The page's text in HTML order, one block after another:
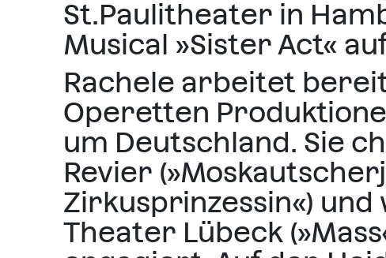
St.Paulitheater in
Musical »Sister Act«
Rachele arbeitet
Operetten
um Deutschland. Sie
Revier
Zirkusprinzessin«)
Theater Lübeck